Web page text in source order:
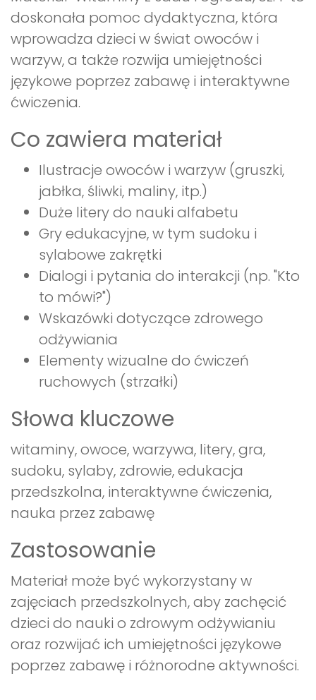
doskonała pomoc dydaktyczna, która
wprowadza dzieci w świat owoców i
warzyw, a także rozwija umiejętności
językowe poprzez zabawę i interaktywne
ćwiczenia.
Co zawiera materiał
Ilustracje owoców i warzyw (gruszki,
jabłka, śliwki, maliny, itp.)
Duże litery do nauki alfabetu
Gry edukacyjne, w tym sudoku i
sylabowe zakrętki
Dialogi i pytania do interakcji (np. "Kto
to mówi?")
Wskazówki dotyczące zdrowego
odżywiania
Elementy wizualne do ćwiczeń
ruchowych (strzałki)
Słowa kluczowe
witaminy, owoce, warzywa, litery, gra,
sudoku, sylaby, zdrowie, edukacja
przedszkolna, interaktywne ćwiczenia,
nauka przez zabawę
Zastosowanie
Materiał może być wykorzystany w
zajęciach przedszkolnych, aby zachęcić
dzieci do nauki o zdrowym odżywianiu
oraz rozwijać ich umiejętności językowe
poprzez zabawę i różnorodne aktywności.